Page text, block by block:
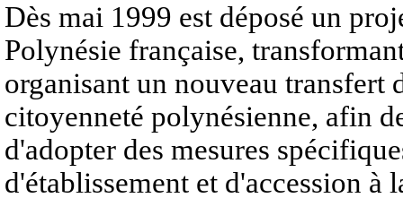
Dès mai 1999 est déposé un
Polynésie française,
organisant un nouveau transfert
citoyenneté polynésienne, afin
d'adopter des mesures
d'établissement et d'accession